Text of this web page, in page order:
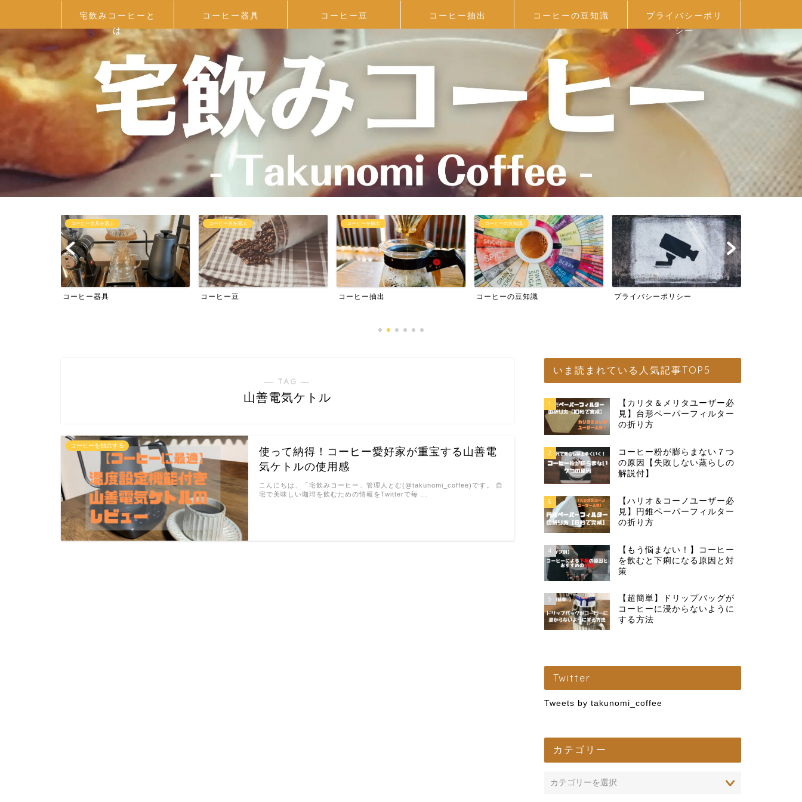
宅飲みコーヒーと
は
コーヒー器具 コーヒー豆 コーヒー抽出 コーヒーの豆知識
プライバシーポリ
シー
コーヒー器具を選ぶ
コーヒー器具
コーヒー豆を選ぶ
コーヒー豆
コーヒーを抽出
コーヒー抽出
コーヒーの豆知識
コーヒーの豆知識 プライバシーポリシー
― TAG ―
山善電気ケトル
コーヒーを抽出する
使って納得！コーヒー愛好家が重宝する山善電
気ケトルの使用感
こんにちは、「宅飲みコーヒー」管理人とむ(@takunomi_coffee)です。 自
宅で美味しい珈琲を飲むための情報をTwitterで毎 …
いま読まれている人気記事TOP5
1
【カリタ＆メリタユーザー必
見】台形ペーパーフィルター
の折り方
2
コーヒー粉が膨らまない７つ
の原因【失敗しない蒸らしの
解説付】
3
【ハリオ＆コーノユーザー必
見】円錐ペーパーフィルター
の折り方
4
【もう悩まない！】コーヒー
を飲むと下痢になる原因と対
策
5
【超簡単】ドリップバッグが
コーヒーに浸からないように
する方法
Twitter
Tweets by takunomi_coffee
カテゴリー